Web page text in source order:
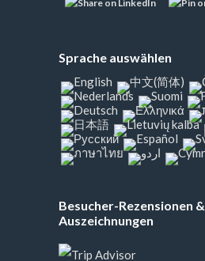
Sprache auswählen
Besucher-Rezensionen &
Auszeichnungen